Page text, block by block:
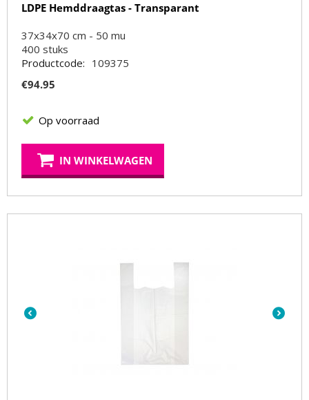
LDPE Hemddraagtas - Transparant
37x34x70 cm - 50 mu
400 stuks
Productcode: 109375
€94.95
Op voorraad
IN WINKELWAGEN